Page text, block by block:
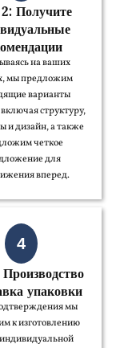
Получите
на ваших
мы предложим
варианты
структуру,
и дизайн, а также
четкое
для
вперед.
4
упаковки
мы
к изготовлению